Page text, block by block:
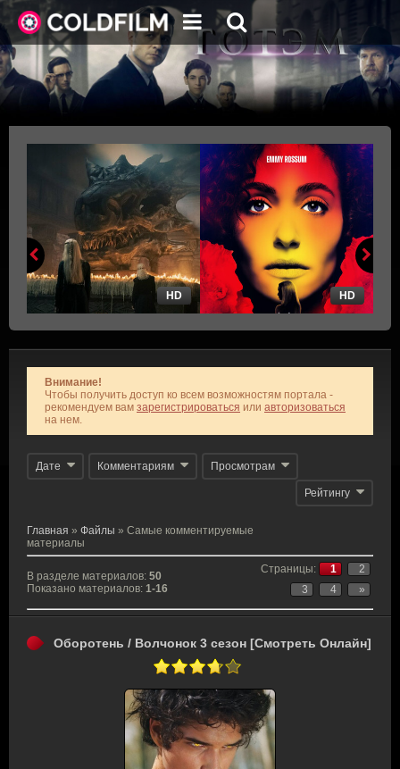
HD HD
Внимание!
Чтобы получить доступ ко всем возможностям портала -
рекомендуем вам зарегистрироваться или авторизоваться
на нем.
Дате Комментариям Просмотрам
Рейтингу
Главная » Файлы » Самые комментируемые
материалы
В разделе материалов: 50
Показано материалов: 1-16
Страницы: 1
2
3
4 »
Оборотень / Волчонок 3 сезон [Смотреть Онлайн]